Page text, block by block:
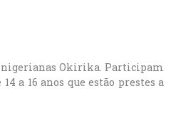
Okirika. Participam
a 16 anos que estão prestes a